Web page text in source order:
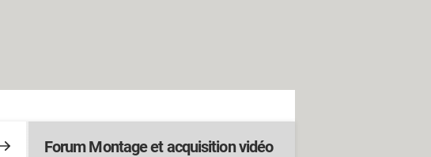
Forum Montage et acquisition vidéo